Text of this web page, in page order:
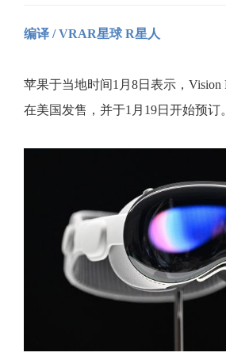
编译 / VRAR星球 R星人
苹果于当地时间1月8日表示，Vision
在美国发售，并于1月19日开始预订。